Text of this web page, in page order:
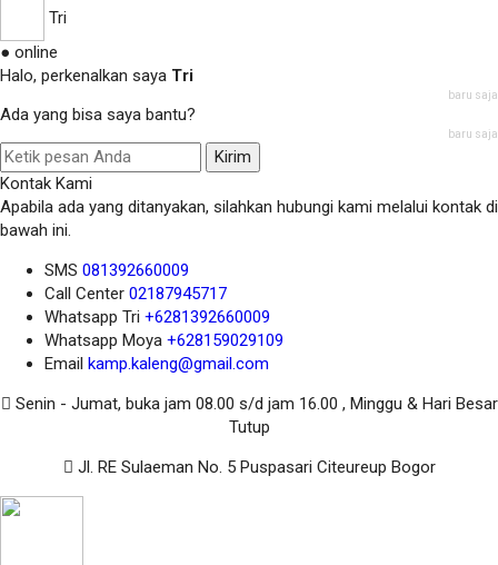
Tri
● online
Halo, perkenalkan saya Tri
baru saja
Ada yang bisa saya bantu?
baru saja
Kirim
Kontak Kami
Apabila ada yang ditanyakan, silahkan hubungi kami melalui kontak di
bawah ini.
SMS 081392660009
Call Center 02187945717
Whatsapp Tri +6281392660009
Whatsapp Moya +628159029109
Email kamp.kaleng@gmail.com
Senin - Jumat, buka jam 08.00 s/d jam 16.00 , Minggu & Hari Besar
Tutup
Jl. RE Sulaeman No. 5 Puspasari Citeureup Bogor